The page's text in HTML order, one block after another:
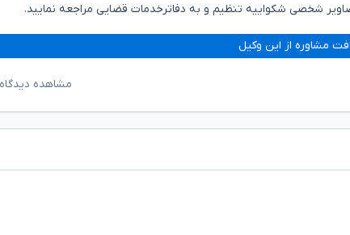
شخصی شکواییه تنظیم و به دفاترخدمات قضایی مراجعه نمایید.
مشاوره از این وکیل
مشاهده